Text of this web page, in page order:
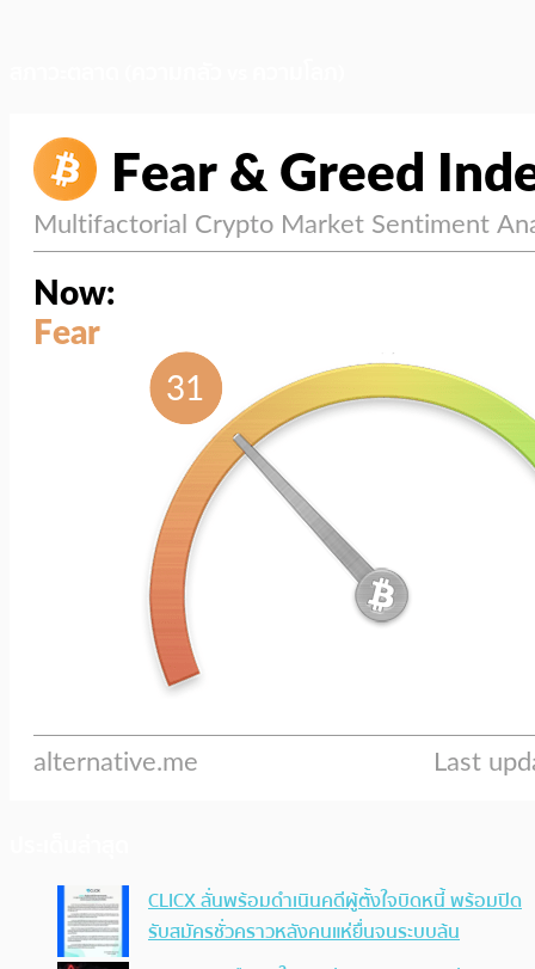
CLICX ลั่นพร้อมดำเนินคดีผู้ตั้งใจบิดหนี้ พร้อมปิด
รับสมัครชั่วคราวหลังคนแห่ยื่นจนระบบล้น